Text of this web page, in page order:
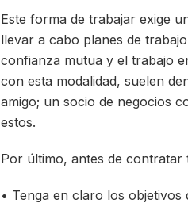
Este forma de trabajar exige
llevar a cabo planes de
confianza mutua y el trabajo
con esta modalidad, suelen
amigo; un socio de negocios
estos.
Por último, antes de
• Tenga en claro los